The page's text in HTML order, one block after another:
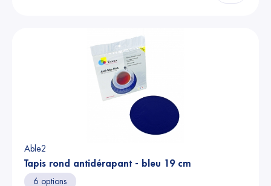
Able2
Tapis rond antidérapant - bleu 19 cm
6 options